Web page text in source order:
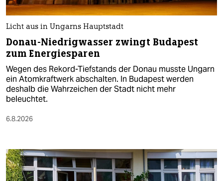
Licht aus in Ungarns Hauptstadt
Donau-Niedrigwasser zwingt Budapest
zum Energiesparen
Wegen des Rekord-Tiefstands der Donau musste Ungarn
ein Atomkraftwerk abschalten. In Budapest werden
deshalb die Wahrzeichen der Stadt nicht mehr
beleuchtet.
6.8.2026